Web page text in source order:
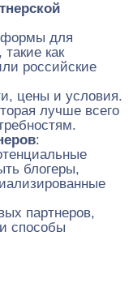
для
такие как
российские
цены и условия.
лучше всего
:
блогеры,
партнеров,
способы